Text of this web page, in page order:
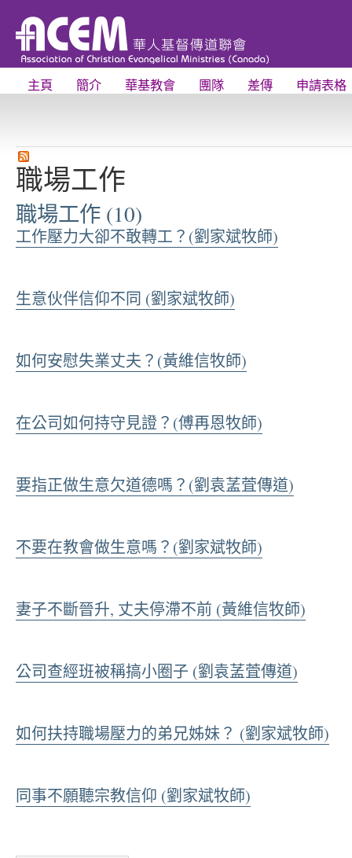
主頁 簡介 華基教會 團隊 差傳 申請表格
職場工作
職場工作 (10)
工作壓力大卻不敢轉工？(劉家斌牧師)
生意伙伴信仰不同 (劉家斌牧師)
如何安慰失業丈夫？(黃維信牧師)
在公司如何持守見證？(傅再恩牧師)
要指正做生意欠道德嗎？(劉袁䓝萓傳道)
不要在教會做生意嗎？(劉家斌牧師)
妻子不斷晉升, 丈夫停滯不前 (黃維信牧師)
公司查經班被稱搞小圈子 (劉袁䓝萓傳道)
如何扶持職場壓力的弟兄姊妹？ (劉家斌牧師)
同事不願聽宗教信仰 (劉家斌牧師)